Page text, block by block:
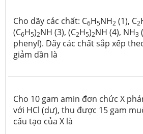
Cho dãy các chất: C6H5NH2 (1), C2
(C6H5)2NH (3), (C2H5)2NH (4), NH3
phenyl). Dãy các chất sắp xếp
giảm dần là
Cho 10 gam amin đơn chức X
với HCl (dư), thu được 15 gam
cấu tạo của X là